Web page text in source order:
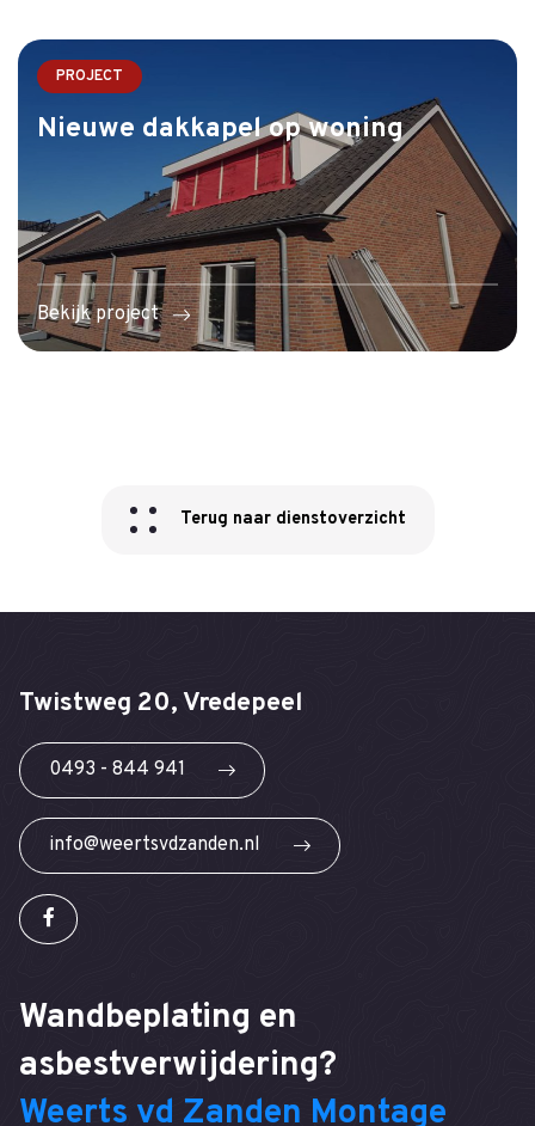
PROJECT
Nieuwe dakkapel op woning
Bekijk project
Terug naar dienstoverzicht
Twistweg 20, Vredepeel
0493 - 844 941
info@weertsvdzanden.nl
Wandbeplating en
asbestverwijdering?
Weerts vd Zanden Montage